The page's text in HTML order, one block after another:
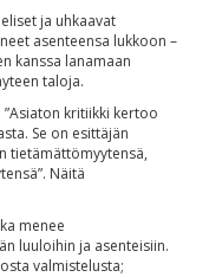
ja uhkaavat
asenteensa lukkoon –
kanssa lanamaan
taloja.
kritiikki kertoo
Se on esittäjän
tietämättömyytensä,
Näitä
menee
luuloihin ja asenteisiin.
valmistelusta;